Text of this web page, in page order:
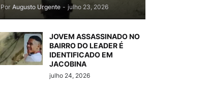
Por Augusto Urgente - julho 23, 2026
JOVEM ASSASSINADO NO
BAIRRO DO LEADER É
IDENTIFICADO EM
JACOBINA
julho 24, 2026